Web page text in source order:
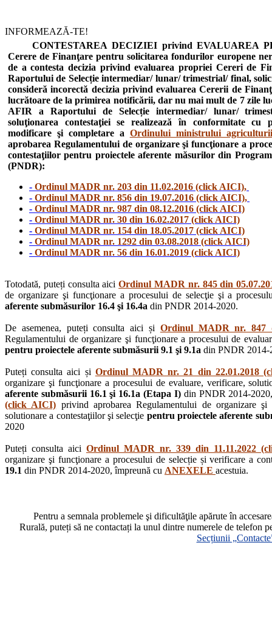
INFORMEAZĂ-TE!
CONTESTAREA DECIZIEI privind EVALUAREA
Cerere de Finanţare pentru solicitarea fondurilor europene
de a contesta decizia privind evaluarea propriei Cereri de
Raportului de Selecție intermediar/ lunar/ trimestrial/ final,
consideră incorectă decizia privind evaluarea Cererii de
lucrătoare de la primirea notificării, dar nu mai mult de 7 zile
AFIR a Raportului de Selecție intermediar/ lunar/
soluţionarea contestaţiei se realizează în conformitate cu
modificare şi completare a Ordinului ministrului
aprobarea Regulamentului de organizare şi funcţionare a
contestaţiilor pentru proiectele aferente măsurilor din
(PNDR):
- Ordinul MADR nr. 203 din 11.02.2016 (click AICI),
- Ordinul MADR nr. 856 din 19.07.2016 (click AICI),
- Ordinul MADR nr. 987 din 08.12.2016 (click AICI)
- Ordinul MADR nr. 30 din 16.02.2017 (click AICI)
- Ordinul MADR nr. 154 din 18.05.2017 (click AICI)
- Ordinul MADR nr. 1292 din 03.08.2018 (click AICI)
- Ordinul MADR nr. 56 din 16.01.2019 (click AICI)
Totodată, puteți consulta aiciOrdinul MADR nr. 845 din
de organizare şi funcţionare a procesului de selecţie şi a
aferente submăsurilor 16.4 şi 16.4a din PNDR 2014-2020.
De asemenea, puteți consulta aici și Ordinul MADR nr. 847
Regulamentului de organizare şi funcţionare a procesului de
pentru proiectele aferente submăsurii 9.1 şi 9.1a din PNDR 2014-
Puteți consulta aici și Ordinul MADR nr. 21 din 22.01.2018
organizare şi funcţionare a procesului de evaluare, verificare,
aferente submăsurii 16.1 şi 16.1a (Etapa I)din PNDR 2014-
(click AICI) privind aprobarea Regulamentului de organizare
solutionare a contestaţiilor şi selecţie pentru proiectele aferente
2020
Puteți consulta aici Ordinul MADR nr. 339 din 11.11.2022
organizare şi funcţionare a procesului de selecție și verificare a
19.1 din PNDR 2014-2020, împreună cu ANEXELE acestuia.
Pentru a semnala problemele şi dificultăţile apărute în
Rurală, puteți să ne contactați la unul dintre numerele de telefon
Secțiunii